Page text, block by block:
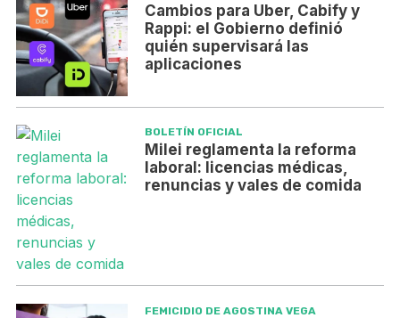
Cambios para Uber, Cabify y
Rappi: el Gobierno definió
quién supervisará las
aplicaciones
BOLETÍN OFICIAL
Milei reglamenta la reforma
laboral: licencias médicas,
renuncias y vales de comida
FEMICIDIO DE AGOSTINA VEGA